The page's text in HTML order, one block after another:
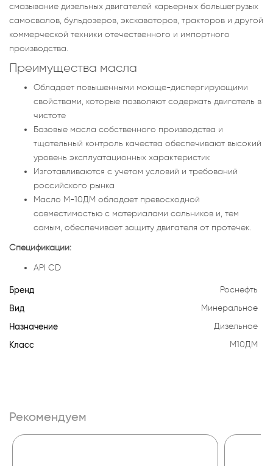
смазывание дизельных двигателей карьерных большегрузых
самосвалов, бульдозеров, экскаваторов, тракторов и другой
коммерческой техники отечественного и импортного
производства.
Преимущества масла
Обладает повышенными моюще-диспергирующими
свойствами, которые позволяют содержать двигатель в
чистоте
Базовые масла собственного производства и
тщательный контроль качества обеспечивают высокий
уровень эксплуатационных характеристик
Изготавливаются с учетом условий и требований
российского рынка
Масло М-10ДМ обладает превосходной
совместимостью с материалами сальников и, тем
самым, обеспечивает защиту двигателя от протечек.
Спецификации:
API CD
Бренд Роснефть
Вид Минеральное
Назначение Дизельное
Класс М10ДМ
Рекомендуем